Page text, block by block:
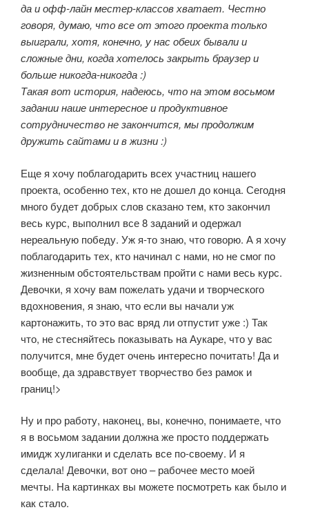
да и офф-лайн местер-классов хватает. Честно
говоря, думаю, что все от этого проекта только
выиграли, хотя, конечно, у нас обеих бывали и
сложные дни, когда хотелось закрыть браузер и
больше никогда-никогда :)
Такая вот история, надеюсь, что на этом восьмом
задании наше интересное и продуктивное
сотрудничество не закончится, мы продолжим
дружить сайтами и в жизни :)
Еще я хочу поблагодарить всех участниц нашего
проекта, особенно тех, кто не дошел до конца. Сегодня
много будет добрых слов сказано тем, кто закончил
весь курс, выполнил все 8 заданий и одержал
нереальную победу. Уж я-то знаю, что говорю. А я хочу
поблагодарить тех, кто начинал с нами, но не смог по
жизненным обстоятельствам пройти с нами весь курс.
Девочки, я хочу вам пожелать удачи и творческого
вдохновения, я знаю, что если вы начали уж
картонажить, то это вас вряд ли отпустит уже :) Так
что, не стесняйтесь показывать на Аукаре, что у вас
получится, мне будет очень интересно почитать! Да и
вообще, да здравствует творчество без рамок и
границ!>
Ну и про работу, наконец, вы, конечно, понимаете, что
я в восьмом задании должна же просто поддержать
имидж хулиганки и сделать все по-своему. И я
сделала! Девочки, вот оно – рабочее место моей
мечты. На картинках вы можете посмотреть как было и
как стало.